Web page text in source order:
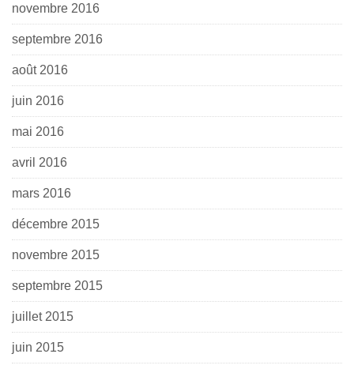
novembre 2016
septembre 2016
août 2016
juin 2016
mai 2016
avril 2016
mars 2016
décembre 2015
novembre 2015
septembre 2015
juillet 2015
juin 2015